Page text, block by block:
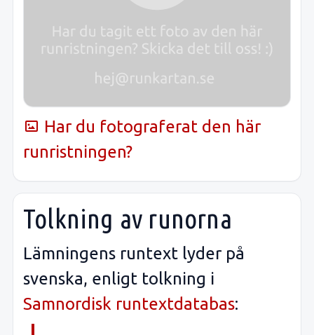
Har du fotograferat den här
runristningen?
Tolkning av runorna
Lämningens runtext lyder på
svenska, enligt tolkning i
Samnordisk runtextdatabas: